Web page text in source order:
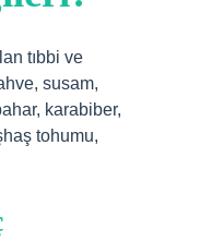
tıbbi ve
susam,
karabiber,
tohumu,